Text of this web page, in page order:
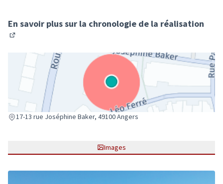
En savoir plus sur la chronologie de la réalisation
17-13 rue Joséphine Baker, 49100 Angers
(Lien externe)
Images